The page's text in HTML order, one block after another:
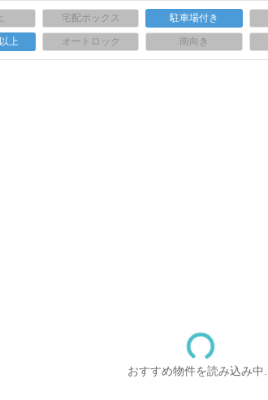
宅配ボックス 駐車場付き
上 オートロック 南向き
おすすめ物件を読み込み中...